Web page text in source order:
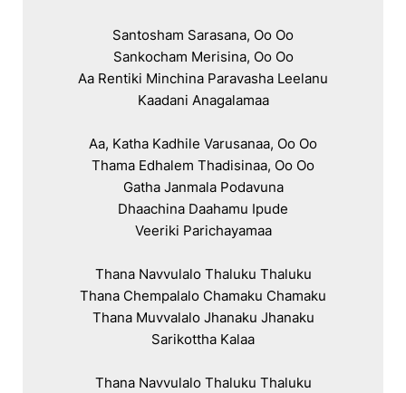
Santosham Sarasana, Oo Oo
Sankocham Merisina, Oo Oo
Aa Rentiki Minchina Paravasha Leelanu
Kaadani Anagalamaa
Aa, Katha Kadhile Varusanaa, Oo Oo
Thama Edhalem Thadisinaa, Oo Oo
Gatha Janmala Podavuna
Dhaachina Daahamu Ipude
Veeriki Parichayamaa
Thana Navvulalo Thaluku Thaluku
Thana Chempalalo Chamaku Chamaku
Thana Muvvalalo Jhanaku Jhanaku
Sarikottha Kalaa
Thana Navvulalo Thaluku Thaluku